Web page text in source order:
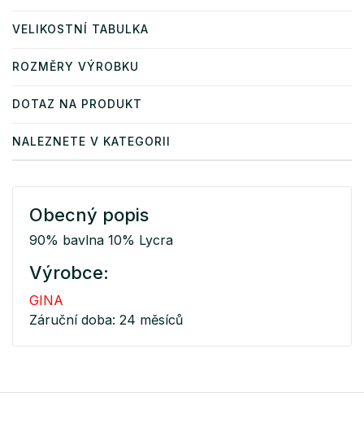
VELIKOSTNÍ TABULKA
ROZMĚRY VÝROBKU
DOTAZ NA PRODUKT
NALEZNETE V KATEGORII
Obecný popis
90% bavlna 10% Lycra
Výrobce:
GINA
Záruční doba: 24 měsíců